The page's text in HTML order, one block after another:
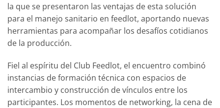
la que se presentaron las ventajas de esta solución
para el manejo sanitario en feedlot, aportando nuevas
herramientas para acompañar los desafíos cotidianos
de la producción.
Fiel al espíritu del Club Feedlot, el encuentro combinó
instancias de formación técnica con espacios de
intercambio y construcción de vínculos entre los
participantes. Los momentos de networking, la cena de